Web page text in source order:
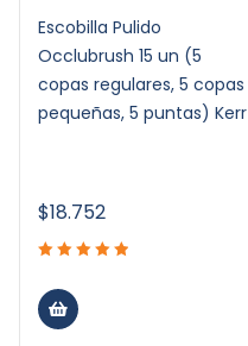
Escobilla Pulido
Occlubrush 15 un (5
copas regulares, 5 copas
pequeñas, 5 puntas) Kerr
$18.752